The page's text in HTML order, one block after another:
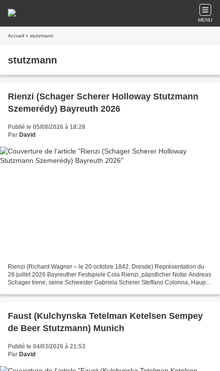
MENU
Accueil » stutzmann
stutzmann
Rienzi (Schager Scherer Holloway Stutzmann
Szemerédy) Bayreuth 2026
Publié le 05/08/2026 à 18:28
Par David
Rienzi (Richard Wagner – le 20 octobre 1842, Dresde) Représentation du
26 juillet 2026 Bayreuther Festspiele Cola Rienzi, päpstlicher Notar Andreas
Schager Irene, seine Schwester Gabriela Scherer Steffano Colonna, Haupt
Faust (Kulchynska Tetelman Ketelsen Sempey
de Beer Stutzmann) Munich
Publié le 04/03/2026 à 21:53
Par David